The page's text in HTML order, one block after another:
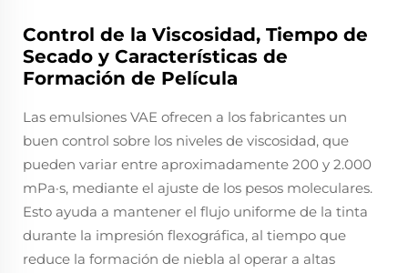
Control de la Viscosidad, Tiempo de
Secado y Características de
Formación de Película
Las emulsiones VAE ofrecen a los fabricantes un
buen control sobre los niveles de viscosidad, que
pueden variar entre aproximadamente 200 y 2.000
mPa·s, mediante el ajuste de los pesos moleculares.
Esto ayuda a mantener el flujo uniforme de la tinta
durante la impresión flexográfica, al tiempo que
reduce la formación de niebla al operar a altas